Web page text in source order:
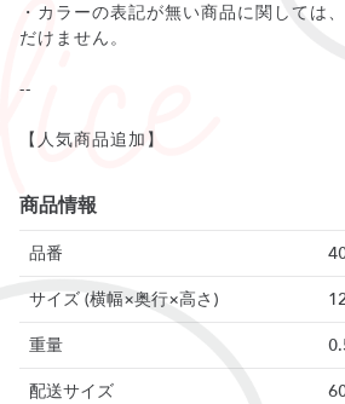
・カラーの表記が無い商品に関しては
だけません。
--
【人気商品追加】
商品情報
品番
サイズ (横幅×奥行×高さ)
重量
配送サイズ